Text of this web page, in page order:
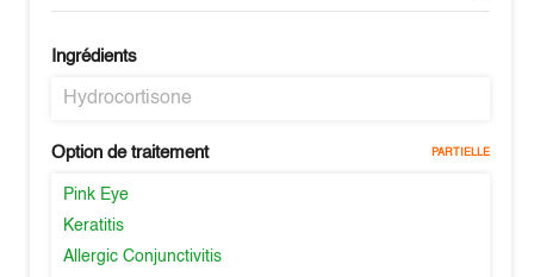
Ingrédients
Hydrocortisone
Option de traitement PARTIELLE
Pink Eye
Keratitis
Allergic Conjunctivitis